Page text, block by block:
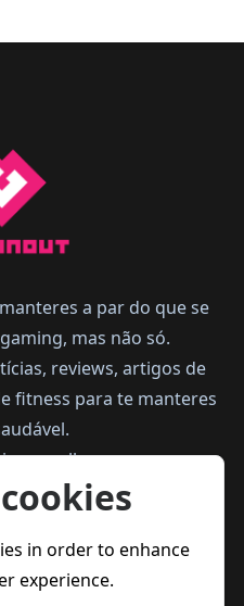
a par do que se
mas não só.
reviews, artigos de
fitness para te manteres
melhor.
in order to enhance
experience.